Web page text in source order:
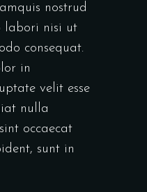
nostrud
labori nisi ut
consequat.
in
velit esse
nulla
occaecat
sunt in